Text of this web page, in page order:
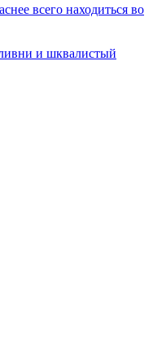
всего находиться во
и шквалистый